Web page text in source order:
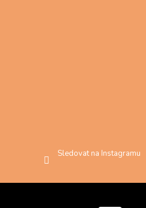
Sledovat na Instagramu